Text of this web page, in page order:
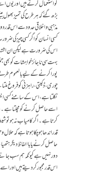
کواستعمال کرتے ہیں
بڑھ گئے کہ ہرطرح کی تمیزبھول
مذہبی واخلاقی حدود سے اس
کسی انسان کو اگرکسی چیزکی
اس کی ضرورت ہے لیکن ان
بہت سی ناجائز خواہشات کو بھی
پوراکرنے کے لیے بالعموم
چوری،ڈکیتی، راہزنی کوفروغ
نکلتاہے ،اس کے سامنے کسی
اسے حاصل کرنے کومچلتاہے
کرتاہے۔ اگر کامیاب نہ ہو
قدر اندھاہوچکاہوتاہے کہ
حاصل کرنے یاباالفاظ دیگر
دورنہیں ہے کیونکہ ہم سب
اس قدر مجبور کر دیتے ہیں اور